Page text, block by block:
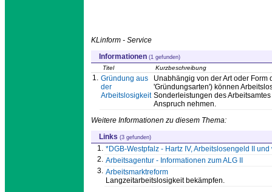
KLinform - Service
Informationen (1 gefunden)
Titel Kurzbeschreibung
1. Gründung aus
der
Arbeitslosigkeit
Unabhängig von der Art oder
'Gründungsarten') können
Sonderleistungen des
Anspruch nehmen.
Weitere Informationen zu diesem Thema:
Links (3 gefunden)
1. *DGB-Westpfalz - Hartz IV, Arbeitslosengeld II
2. Arbeitsagentur - Informationen zum ALG II
3. Arbeitsmarktreform
Langzeitarbeitslosigkeit bekämpfen.